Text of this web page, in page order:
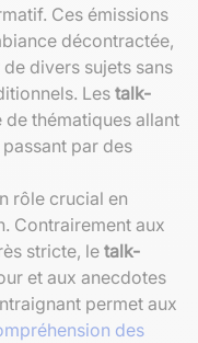
Ces émissions
décontractée,
divers sujets sans
Les talk-
thématiques allant
par des
rôle crucial en
Contrairement aux
stricte, le talk-
et aux anecdotes
permet aux
des